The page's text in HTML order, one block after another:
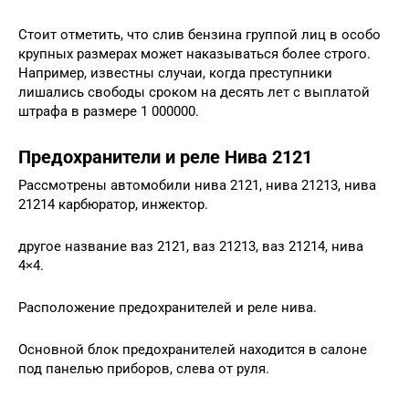
Стоит отметить, что слив бензина группой лиц в особо
крупных размерах может наказываться более строго.
Например, известны случаи, когда преступники
лишались свободы сроком на десять лет с выплатой
штрафа в размере 1 000000.
Предохранители и реле Нива 2121
Рассмотрены автомобили нива 2121, нива 21213, нива
21214 карбюратор, инжектор.
другое название ваз 2121, ваз 21213, ваз 21214, нива
4×4.
Расположение предохранителей и реле нива.
Основной блок предохранителей находится в салоне
под панелью приборов, слева от руля.